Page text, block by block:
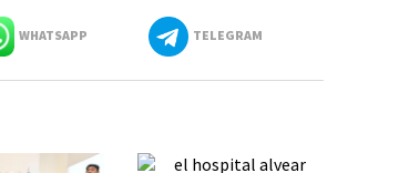
WHATSAPP TELEGRAM